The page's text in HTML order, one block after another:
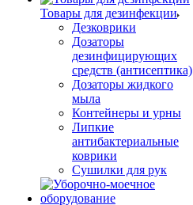
Товары для дезинфекции
Дезковрики
Дозаторы
дезинфицирующих
средств (антисептика)
Дозаторы жидкого
мыла
Контейнеры и урны
Липкие
антибактериальные
коврики
Сушилки для рук